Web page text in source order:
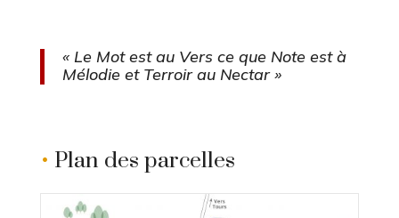
« Le Mot est au Vers ce que Note est à
Mélodie et Terroir au Nectar »
• Plan des parcelles